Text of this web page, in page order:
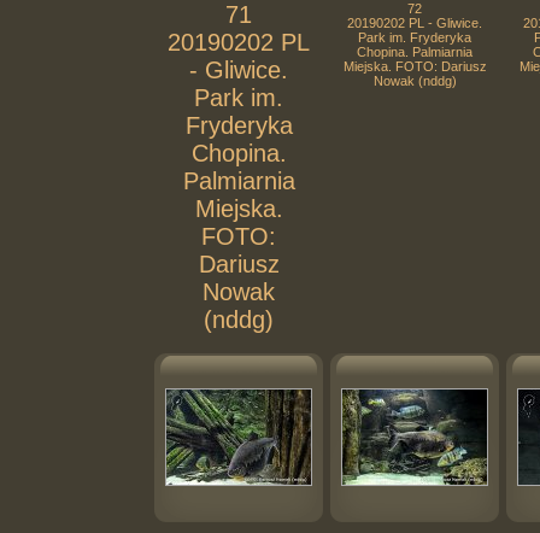
71
20190202 PL
- Gliwice.
Park im.
Fryderyka
Chopina.
Palmiarnia
Miejska.
FOTO:
Dariusz
Nowak
(nddg)
72
20190202 PL - Gliwice.
Park im. Fryderyka
Chopina. Palmiarnia
Miejska. FOTO: Dariusz
Nowak (nddg)